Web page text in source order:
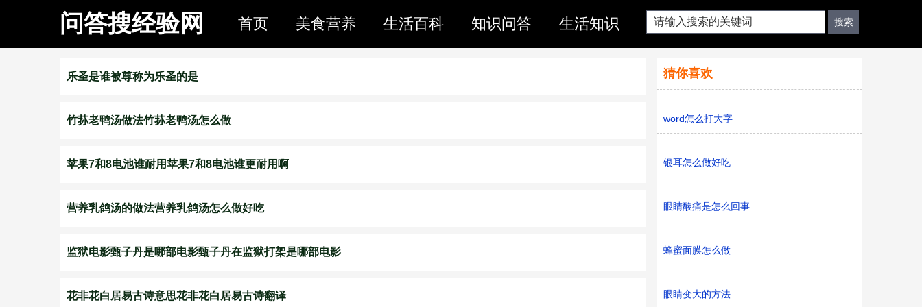
问答搜经验网 首页 美食营养 生活百科 知识问答 生活知识
乐圣是谁被尊称为乐圣的是
竹荪老鸭汤做法竹荪老鸭汤怎么做
苹果7和8电池谁耐用苹果7和8电池谁更耐用啊
营养乳鸽汤的做法营养乳鸽汤怎么做好吃
监狱电影甄子丹是哪部电影甄子丹在监狱打架是哪部电影
花非花白居易古诗意思花非花白居易古诗翻译
猜你喜欢
word怎么打大字
银耳怎么做好吃
眼睛酸痛是怎么回事
蜂蜜面膜怎么做
眼睛变大的方法